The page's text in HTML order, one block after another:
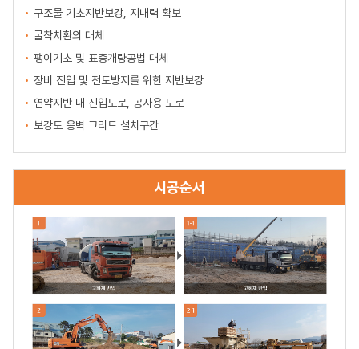
구조물 기초지반보강, 지내력 확보
굴착치환의 대체
팽이기초 및 표층개량공법 대체
장비 진입 및 전도방지를 위한 지반보강
연약지반 내 진입도로, 공사용 도로
보강토 옹벽 그리드 설치구간
시공순서